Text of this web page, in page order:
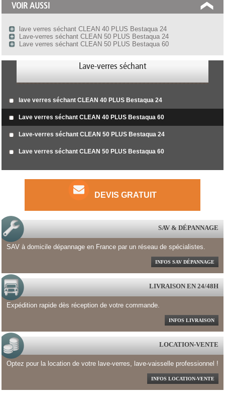
Lave-verres séchant
lave verres séchant CLEAN 40 PLUS Bestaqua 24
Lave verres séchant CLEAN 40 PLUS Bestaqua 60
Lave-verres séchant CLEAN 50 PLUS Bestaqua 24
Lave verres séchant CLEAN 50 PLUS Bestaqua 60
DEVIS GRATUIT
SAV & DÉPANNAGE
SAV à domicile dépannage en France par un réseau de spécialistes.
INFOS SAV DÉPANNAGE
LIVRAISON EN 24/48H
Expédition rapide dès réception de votre commande.
INFOS LIVRAISON
LOCATION-VENTE
Optez pour la location de votre lave-verres, lave-vaisselle professionnel !
INFOS LOCATION-VENTE
VOIR AUSSI
lave verres séchant CLEAN 40 PLUS Bestaqua 24
Lave-verres séchant CLEAN 50 PLUS Bestaqua 24
Lave verres séchant CLEAN 50 PLUS Bestaqua 60